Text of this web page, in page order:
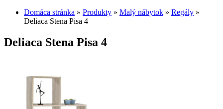
Domáca stránka » Produkty » Malý nábytok » Regály »
Deliaca Stena Pisa 4
Deliaca Stena Pisa 4